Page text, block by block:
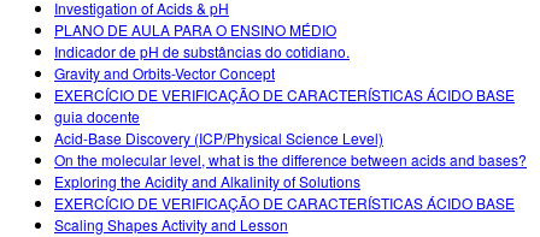
Investigation of Acids & pH
PLANO DE AULA PARA O ENSINO MÉDIO
Indicador de pH de substâncias do cotidiano.
Gravity and Orbits-Vector Concept
EXERCÍCIO DE VERIFICAÇÃO DE CARACTERÍSTICAS ÁCIDO BASE
guia docente
Acid-Base Discovery (ICP/Physical Science Level)
On the molecular level, what is the difference between acids and bases?
Exploring the Acidity and Alkalinity of Solutions
EXERCÍCIO DE VERIFICAÇÃO DE CARACTERÍSTICAS ÁCIDO BASE
Scaling Shapes Activity and Lesson